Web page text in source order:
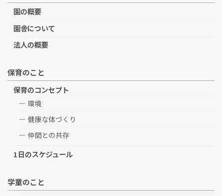
園の概要
園舎について
法人の概要
保育のこと
保育のコンセプト
環境
健康な体づくり
仲間との共存
1日のスケジュール
学童のこと